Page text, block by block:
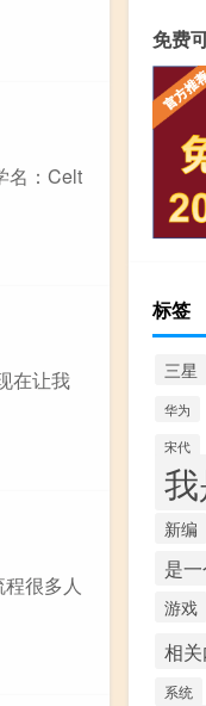
名：Celt
在让我
很多人
免费
标签
三星
华为
宋代
新编
是
游戏
相
系统